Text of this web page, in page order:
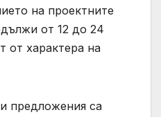
на проектните
от 12 до 24
от характера на
предложения са